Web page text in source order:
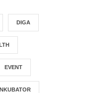
DIGA
EVENT